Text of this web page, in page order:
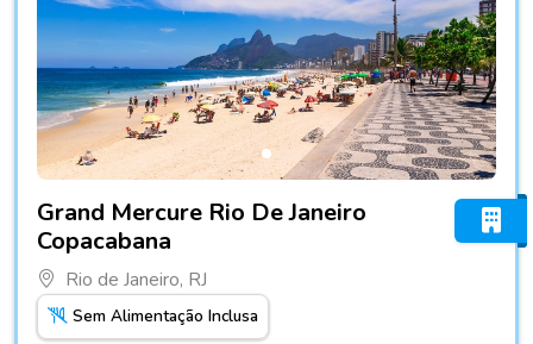
Fotos do hotel Grand Mercure Rio De Janeiro Copacabana
Grand Mercure Rio De Janeiro
Copacabana
Rio de Janeiro, RJ
Sem Alimentação Inclusa